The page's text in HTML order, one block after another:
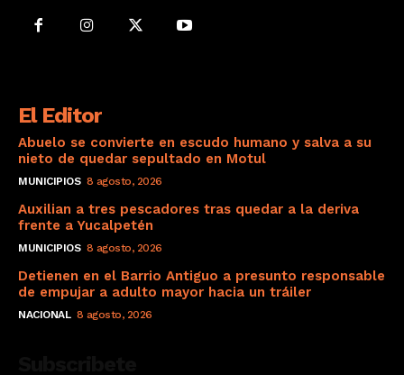
El Editor
Abuelo se convierte en escudo humano y salva a su
nieto de quedar sepultado en Motul
MUNICIPIOS 8 agosto, 2026
Auxilian a tres pescadores tras quedar a la deriva
frente a Yucalpetén
MUNICIPIOS 8 agosto, 2026
Detienen en el Barrio Antiguo a presunto responsable
de empujar a adulto mayor hacia un tráiler
NACIONAL 8 agosto, 2026